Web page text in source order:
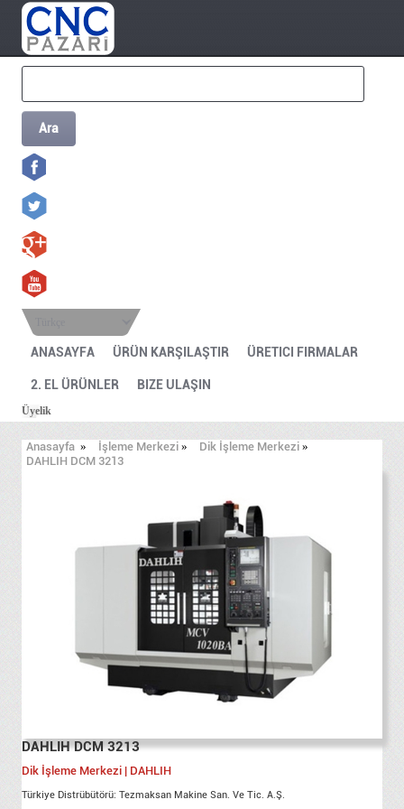
Ara
ANASAYFA ÜRÜN KARŞILAŞTIR ÜRETICI FIRMALAR
2. EL ÜRÜNLER BIZE ULAŞIN
Üyelik
Anasayfa » İşleme Merkezi » Dik İşleme Merkezi »
DAHLIH DCM 3213
DAHLIH DCM 3213
Dik İşleme Merkezi | DAHLIH
Türkiye Distrübütörü: Tezmaksan Makine San. Ve Tic. A.Ş.